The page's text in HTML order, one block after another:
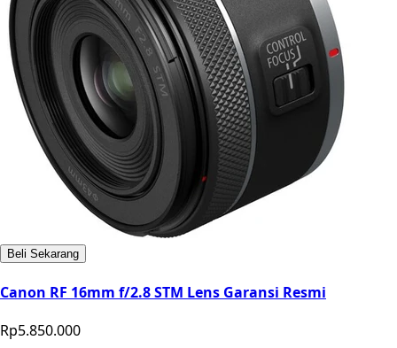
Beli Sekarang
Canon RF 16mm f/2.8 STM Lens Garansi Resmi
Rp5.850.000